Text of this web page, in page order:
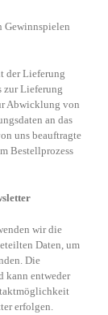
Gewinnspielen
der Lieferung
zur Lieferung
Abwicklung von
an das
uns beauftragte
Bestellprozess
wir die
Daten, um
Die
kann entweder
erfolgen.